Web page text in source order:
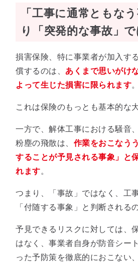
「工事に通常ともな
り「突発的な事故」
損害保険、特に事業者が加入す
償するのは、 あくまで思いがけ
よって生じた損害に限られます。
これは保険のもっとも基本的な
一方で、解体工事における騒音
粉塵の飛散は、 作業をおこなう
することが予見される事象」と
れます。
つまり、「事故」ではなく、工
「付随する事象」と判断される
予見できるリスクに対しては、
はなく、事業者自身が防音シー
った予防策を徹底的におこない